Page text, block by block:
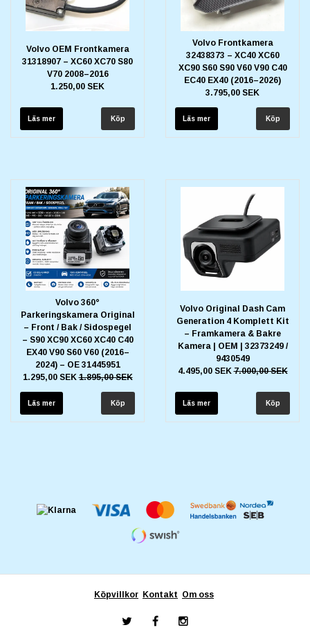
Volvo OEM Frontkamera
31318907 – XC60 XC70 S80
V70 2008–2016
1.250,00 SEK
Läs mer
Volvo Frontkamera
32438373 – XC40 XC60
XC90 S60 S90 V60 V90 C40
EC40 EX40 (2016–2026)
3.795,00 SEK
Läs mer
Volvo 360°
Parkeringskamera Original
– Front / Bak / Sidospegel
– S90 XC90 XC60 XC40 C40
EX40 V90 S60 V60 (2016–
2024) – OE 31445951
1.295,00 SEK1.895,00 SEK
Läs mer
Volvo Original Dash Cam
Generation 4 Komplett Kit
– Framkamera & Bakre
Kamera | OEM | 32373249 /
9430549
4.495,00 SEK7.000,00 SEK
Läs mer
Köpvillkor Kontakt Om oss